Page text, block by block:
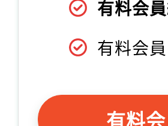
有料会
有料会
有料